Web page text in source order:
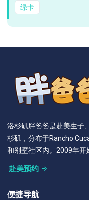
绿卡
洛杉矶胖爸爸是赴美生子
杉矶，分布于Rancho
和别墅社区内。2009年开
赴美预约
便捷导航